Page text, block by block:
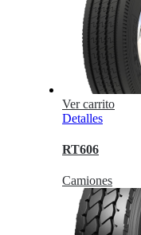
Ver carrito
Detalles
RT606
Camiones